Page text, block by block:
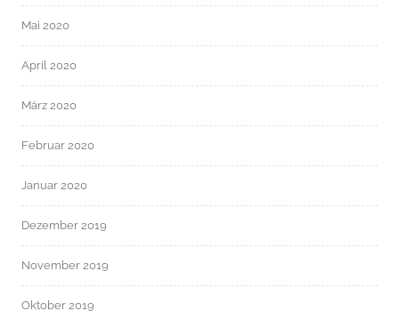
Mai 2020
April 2020
März 2020
Februar 2020
Januar 2020
Dezember 2019
November 2019
Oktober 2019